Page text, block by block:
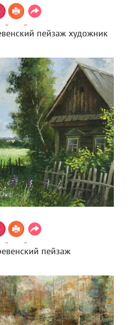
пейзаж художник
пейзаж